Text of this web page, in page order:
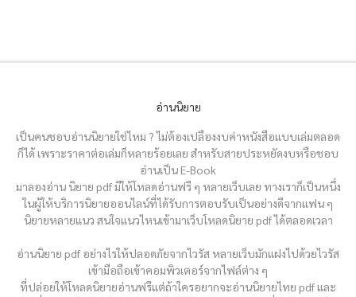
อ่านนิยาย
เป็นคนชอบอ่านนิยายใช่ไหม ? ไม่ต้องเปลืองงบค่าหนังสือแบบเล่มตลอด
ก็ได้ เพราะราคาต่อเล่มก็หลายร้อยเลย สำหรับสายประหยัดงบหรือชอบ
อ่านเป็น E-Book
มาลองอ่าน นิยาย pdf มีให้โหลดอ่านฟรี ๆ หลายเว็บเลย ทางเราก็เป็นหนึ่ง
ในผู้ให้บริการนิยายออนไลน์ที่ได้รับการตอบรับเป็นอย่างดีจากแฟน ๆ
นิยายหลายแนว สนใจแนวไหนเข้ามาเว็บโหลดนิยาย pdf ได้ตลอดเวลา
อ่านนิยาย pdf อย่างไรให้ปลอดภัยจากไวรัส หลายเว็บมักแฝงไปด้วยไวรัส
เข้ามือถือเข้าคอมพิวเตอร์จากไฟล์ต่าง ๆ
ที่ปล่อยให้โหลดนิยายอ่านฟรีแต่ถ้าใครอยากจะอ่านนิยายไทย pdf และ